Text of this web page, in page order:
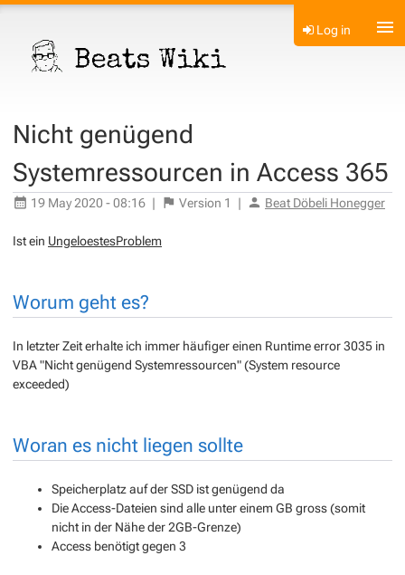
Log in
Nicht genügend
Systemressourcen in Access 365
19 May 2020 - 08:16 | Version 1 | Beat Döbeli Honegger
Ist ein UngeloestesProblem
Worum geht es?
In letzter Zeit erhalte ich immer häufiger einen Runtime error 3035 in
VBA "Nicht genügend Systemressourcen" (System resource
exceeded)
Woran es nicht liegen sollte
Speicherplatz auf der SSD ist genügend da
Die Access-Dateien sind alle unter einem GB gross (somit
nicht in der Nähe der 2GB-Grenze)
Access benötigt gegen 3